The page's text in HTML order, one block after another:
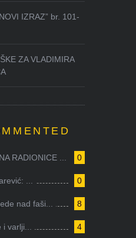
IZRAZ” br. 101-
ZA VLADIMIRA
0
RADIONICE ...
0
...
8
nad faši...
4
varlji...